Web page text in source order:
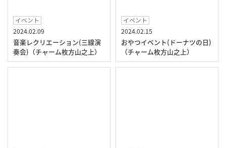
イベント
2024.02.09
音楽レクリエーション(三線演
奏会)（チャーム枚方山之上）
イベント
2024.02.15
おやつイベント(ドーナツの日)
（チャーム枚方山之上）